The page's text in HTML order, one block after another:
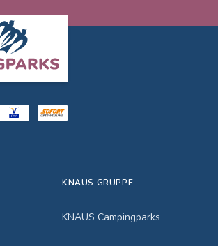
KNAUS GRUPPE
KNAUS Campingparks